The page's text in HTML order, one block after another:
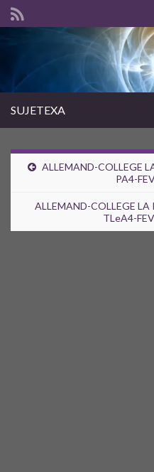
SUJETEXA
ALLEMAND-COLLEGE
PA4-
ALLEMAND-COLLEGE LA
TLeA4-